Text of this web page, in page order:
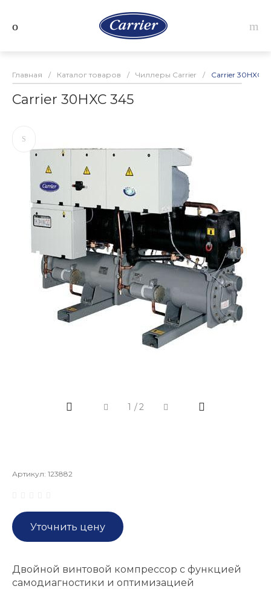
Главная / Каталог товаров / Чиллеры Carrier / Carrier 30HXC
Carrier 30HXC 345
1 /2
Артикул: 123882
Уточнить цену
Двойной винтовой компрессор с функцией
самодиагностики и оптимизацией